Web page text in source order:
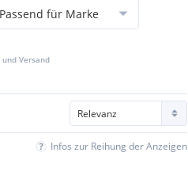
Passend für Marke
Versand
Infos zur Reihung der Anzeigen